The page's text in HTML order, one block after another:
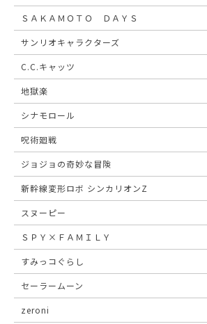
ＳＡＫＡＭＯＴＯ ＤＡＹＳ
サンリオキャラクターズ
C.C.キャッツ
地獄楽
シナモロール
呪術廻戦
ジョジョの奇妙な冒険
新幹線変形ロボ シンカリオンZ
スヌーピー
ＳＰＹ×ＦＡＭＩＬＹ
すみっコぐらし
セーラームーン
zeroni